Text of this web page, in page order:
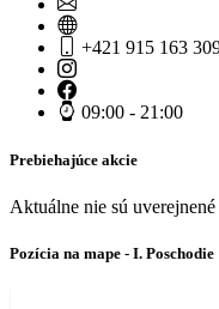
+421 915 163
09:00 - 21:00
Prebiehajúce akcie
Aktuálne nie sú
Pozícia na mape - I. Poschodie